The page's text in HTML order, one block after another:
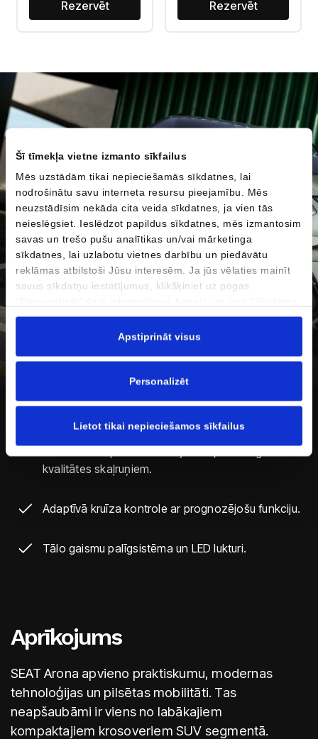
Šī tīmekļa vietne izmanto sīkfailus
Mēs uzstādām tikai nepieciešamās sīkdatnes, lai
nodrošinātu savu interneta resursu pieejamību. Mēs
neuzstādīsim nekāda cita veida sīkdatnes, ja vien tās
neieslēgsiet. Ieslēdzot papildus sīkdatnes, mēs izmantosim
savas un trešo pušu analītikas un/vai mārketinga
sīkdatnes, lai uzlabotu vietnes darbību un piedāvātu
reklāmas atbilstoši Jūsu interesēm. Ja jūs vēlaties mainīt
savus sīkdatņu iestatījumus, klikšķiniet uz pogas
politika". Vairāk informācijas par sīkdatnēm ir pieejama
šajā informatīvajā banerī un mūsu Sīkdatņu politikā.
Apstiprināt visus
Personalizēt
Lietot tikai nepieciešamos sīkfailus
Rezervēt Rezervēt
Kāpēc SEAT Arona?
Stāvvietu palīgsistēma ar priekšējo attāluma
Jauna augstas kvalitātes SEAT audiosistēma, kas
kvalitātes skaļruņiem.
Adaptīvā kruīza kontrole ar prognozējošu funkciju.
Tālo gaismu palīgsistēma un LED lukturi.
Aprīkojums
SEAT Arona apvieno praktiskumu, modernas
tehnoloģijas un pilsētas mobilitāti. Tas
neapšaubāmi ir viens no labākajiem
kompaktajiem krosoveriem SUV segmentā.